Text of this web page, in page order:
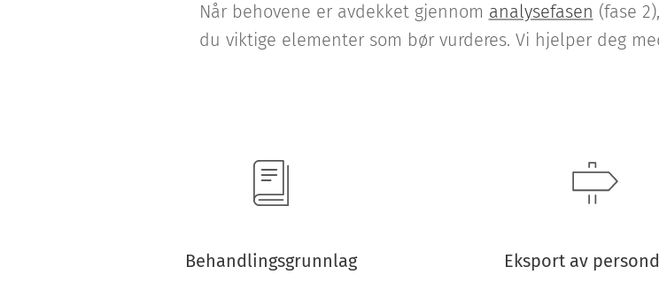
Når behovene er avdekket gjennom analysefasen (fase
du viktige elementer som bør vurderes. Vi hjelper deg
Behandlingsgrunnlag Eksport av